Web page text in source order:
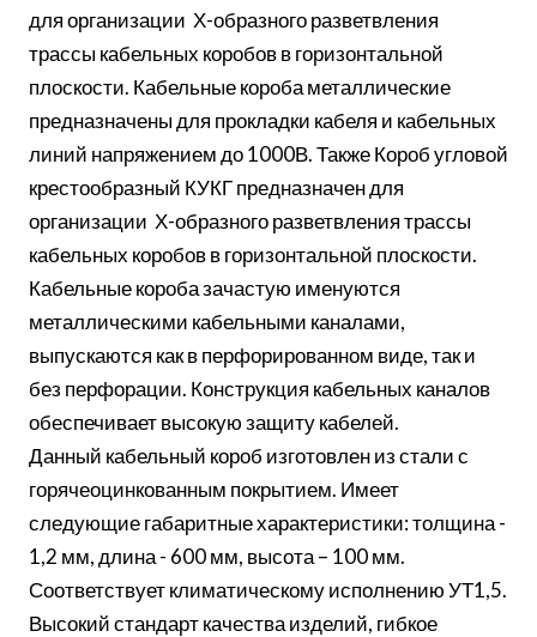
для организации Х-образного разветвления
трассы кабельных коробов в горизонтальной
плоскости. Кабельные короба металлические
предназначены для прокладки кабеля и кабельных
линий напряжением до 1000В. Также Короб угловой
крестообразный КУКГ предназначен для
организации Х-образного разветвления трассы
кабельных коробов в горизонтальной плоскости.
Кабельные короба зачастую именуются
металлическими кабельными каналами,
выпускаются как в перфорированном виде, так и
без перфорации. Конструкция кабельных каналов
обеспечивает высокую защиту кабелей.
Данный кабельный короб изготовлен из стали с
горячеоцинкованным покрытием. Имеет
следующие габаритные характеристики: толщина -
1,2 мм, длина - 600 мм, высота – 100 мм.
Соответствует климатическому исполнению УТ1,5.
Высокий стандарт качества изделий, гибкое